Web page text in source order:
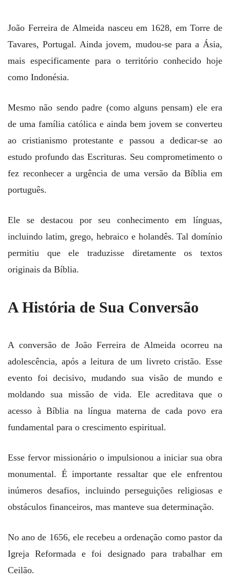
João Ferreira de Almeida nasceu em 1628, em Torre de
Tavares, Portugal. Ainda jovem, mudou-se para a Ásia,
mais especificamente para o território conhecido hoje
como Indonésia.
Mesmo não sendo padre (como alguns pensam) ele era
de uma família católica e ainda bem jovem se converteu
ao cristianismo protestante e passou a dedicar-se ao
estudo profundo das Escrituras. Seu comprometimento o
fez reconhecer a urgência de uma versão da Bíblia em
português.
Ele se destacou por seu conhecimento em línguas,
incluindo latim, grego, hebraico e holandês. Tal domínio
permitiu que ele traduzisse diretamente os textos
originais da Bíblia.
A História de Sua Conversão
A conversão de João Ferreira de Almeida ocorreu na
adolescência, após a leitura de um livreto cristão. Esse
evento foi decisivo, mudando sua visão de mundo e
moldando sua missão de vida. Ele acreditava que o
acesso à Bíblia na língua materna de cada povo era
fundamental para o crescimento espiritual.
Esse fervor missionário o impulsionou a iniciar sua obra
monumental. É importante ressaltar que ele enfrentou
inúmeros desafios, incluindo perseguições religiosas e
obstáculos financeiros, mas manteve sua determinação.
No ano de 1656, ele recebeu a ordenação como pastor da
Igreja Reformada e foi designado para trabalhar em
Ceilão.